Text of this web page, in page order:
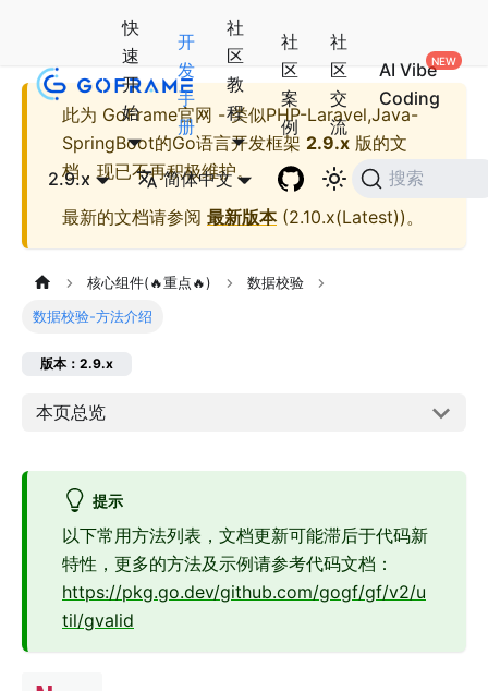
快
速
开
始
开
发
手
册
社
区
教
程
社
区
案
例
社
区
交
流
AI Vibe
Coding
2.9.x 简体中文 搜索
此为 GoFrame官网 - 类似PHP-Laravel,Java-
SpringBoot的Go语言开发框架 2.9.x 版的文
档，现已不再积极维护。
最新的文档请参阅 最新版本(2.10.x(Latest))。
核心组件(🔥重点🔥) 数据校验
数据校验-方法介绍
版本：2.9.x
本页总览
提示
以下常用方法列表，文档更新可能滞后于代码新
特性，更多的方法及示例请参考代码文档：
https://pkg.go.dev/github.com/gogf/gf/v2/u
til/gvalid